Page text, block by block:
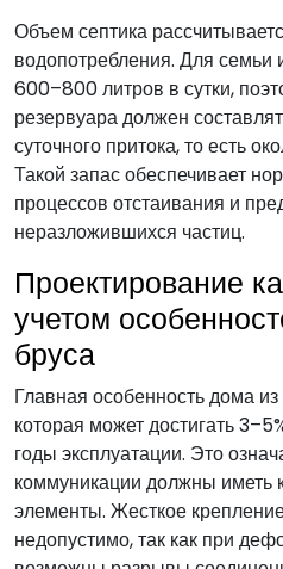
Объем септика
водопотребления. Для семьи
600–800 литров в сутки,
резервуара должен
суточного притока, то есть
Такой запас обеспечивает
процессов отстаивания и
неразложившихся частиц.
Проектирование
учетом
бруса
Главная особенность дома
которая может достигать
годы эксплуатации. Это
коммуникации должны иметь
элементы. Жесткое
недопустимо, так как при